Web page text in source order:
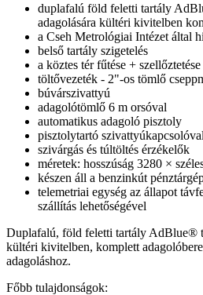
duplafalú föld feletti tartály
adagolására kültéri kivitelben
a Cseh Metrológiai Intézet által
belső tartály szigetelés
a köztes tér fűtése + szellőztetése
töltővezeték - 2"-os tömlő
búvárszivattyú
adagolótömlő 6 m orsóval
automatikus adagoló pisztoly
pisztolytartó szivattyúkapcsolóval
szivárgás és túltöltés érzékelők
méretek: hosszúság 3280 ×
készen áll a benzinkút
telemetriai egység az állapot
szállítás lehetőségével
Duplafalú, föld feletti tartály AdBlue®
kültéri kivitelben, komplett
adagoláshoz.
Főbb tulajdonságok: